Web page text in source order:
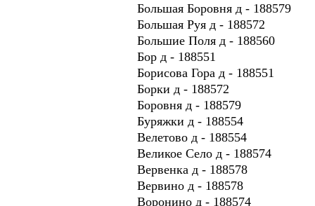
Большая Боровня д - 188579
Большая Руя д - 188572
Большие Поля д - 188560
Бор д - 188551
Борисова Гора д - 188551
Борки д - 188572
Боровня д - 188579
Буряжки д - 188554
Велетово д - 188554
Великое Село д - 188574
Вервенка д - 188578
Вервино д - 188578
Воронино д - 188574